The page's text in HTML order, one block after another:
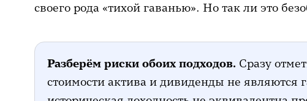
своего рода «тихой гаванью». Но так ли это
Разберём риски обоих подходов. Сразу
стоимости актива и дивиденды не являются